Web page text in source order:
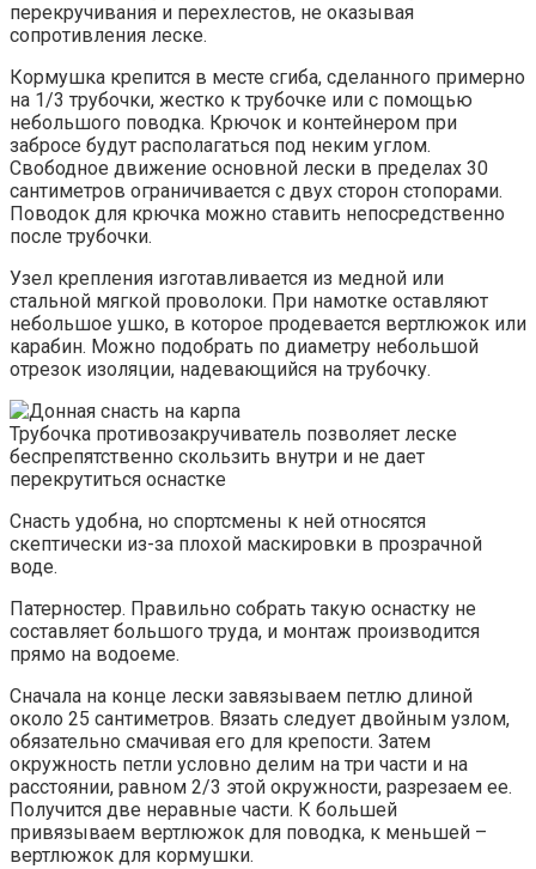
перекручивания и перехлестов, не оказывая
сопротивления леске.
Кормушка крепится в месте сгиба, сделанного примерно
на 1/3 трубочки, жестко к трубочке или с помощью
небольшого поводка. Крючок и контейнером при
забросе будут располагаться под неким углом.
Свободное движение основной лески в пределах 30
сантиметров ограничивается с двух сторон стопорами.
Поводок для крючка можно ставить непосредственно
после трубочки.
Узел крепления изготавливается из медной или
стальной мягкой проволоки. При намотке оставляют
небольшое ушко, в которое продевается вертлюжок или
карабин. Можно подобрать по диаметру небольшой
отрезок изоляции, надевающийся на трубочку.
Трубочка противозакручиватель позволяет леске
беспрепятственно скользить внутри и не дает
перекрутиться оснастке
Снасть удобна, но спортсмены к ней относятся
скептически из-за плохой маскировки в прозрачной
воде.
Патерностер. Правильно собрать такую оснастку не
составляет большого труда, и монтаж производится
прямо на водоеме.
Сначала на конце лески завязываем петлю длиной
около 25 сантиметров. Вязать следует двойным узлом,
обязательно смачивая его для крепости. Затем
окружность петли условно делим на три части и на
расстоянии, равном 2/3 этой окружности, разрезаем ее.
Получится две неравные части. К большей
привязываем вертлюжок для поводка, к меньшей –
вертлюжок для кормушки.